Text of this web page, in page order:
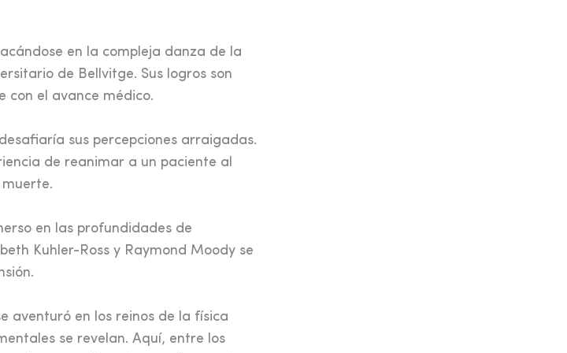
en la compleja danza de la
de Bellvitge. Sus logros son
con el avance médico.
sus percepciones arraigadas.
de reanimar a un paciente al
en las profundidades de
Kuhler-Ross y Raymond Moody se
aventuró en los reinos de la física
se revelan. Aquí, entre los